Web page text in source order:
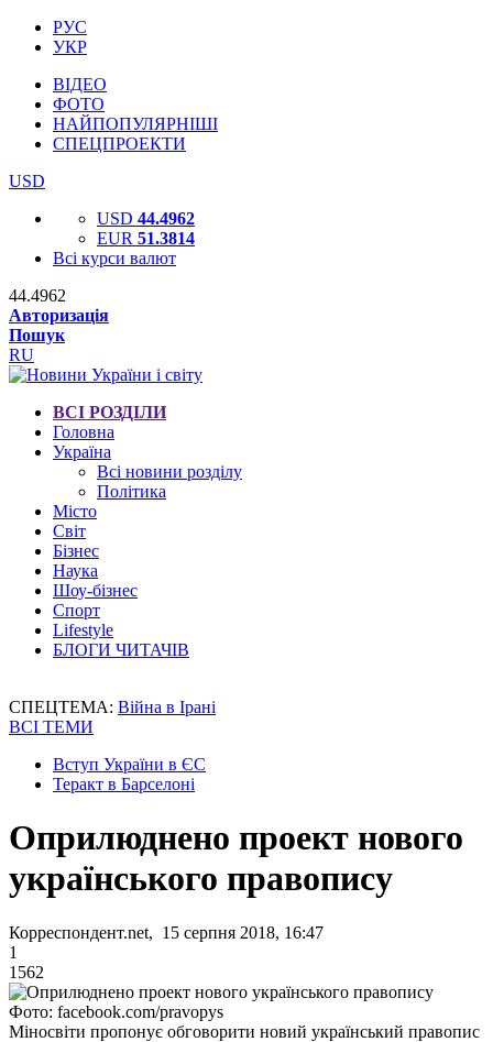
РУС
УКР
ВІДЕО
ФОТО
НАЙПОПУЛЯРНІШІ
СПЕЦПРОЕКТИ
USD
USD 44.4962
EUR 51.3814
Всі курси валют
44.4962
Авторизація
Пошук
RU
ВСІ РОЗДІЛИ
Головна
Україна
Всі новини розділу
Політика
Місто
Світ
Бізнес
Наука
Шоу-бізнес
Спорт
Lifestyle
БЛОГИ ЧИТАЧІВ
СПЕЦТЕМА: Війна в Ірані
ВСІ ТЕМИ
Вступ України в ЄС
Теракт в Барселоні
Оприлюднено проект нового
українського правопису
Корреспондент.net, 15 серпня 2018, 16:47
1
1562
Фото: facebook.com/pravopys
Міносвіти пропонує обговорити новий український правопис